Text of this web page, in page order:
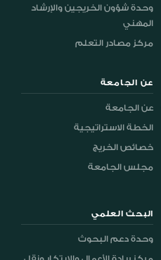
وحدة شؤون الخريجين والإرشاد
المهني
مركز مصادر التعلم
عن الجامعة
عن الجامعة
الخطة الاستراتيجية
خصائص الخريج
مجلس الجامعة
البحث العلمي
وحدة دعم البحوث